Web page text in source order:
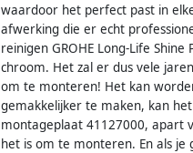
waardoor het perfect past in
afwerking die er echt
reinigen GROHE Long-Life
chroom. Het zal er dus vele
om te monteren! Het kan
gemakkelijker te maken, kan
montageplaat 41127000, apart
het is om te monteren. En als